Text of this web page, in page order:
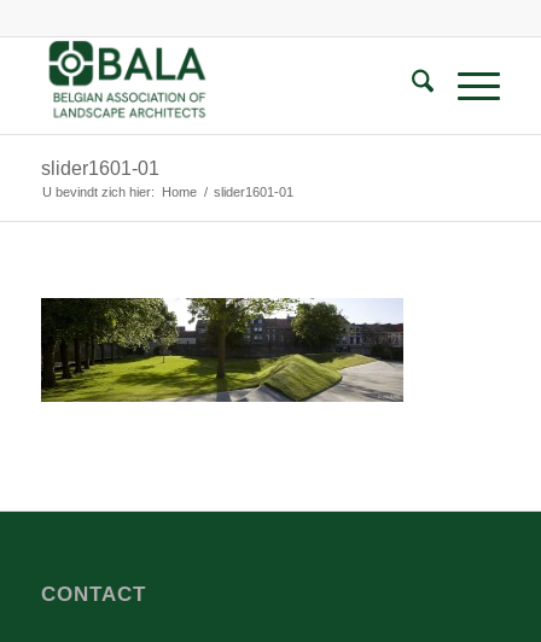
slider1601-01
U bevindt zich hier: Home / slider1601-01
CONTACT